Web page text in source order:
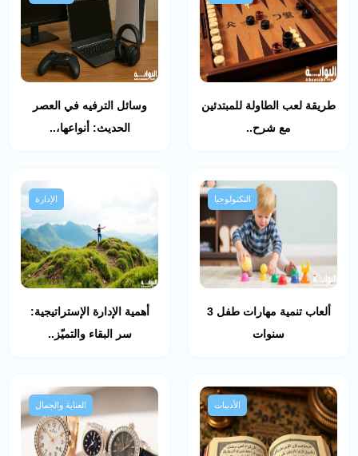
طريقة لعب الطاولة للمبتدئين
مع شرح..
وسائل الترفيه في العصر
الحديث: أنواعها،..
التكنولوجيا
ألعاب تنمية مهارات طفل 3
سنوات
الإدارة
أهمية الإدارة الإستراتيجية:
سر البقاء والتميّز..
الأدبيات العناية والجمال